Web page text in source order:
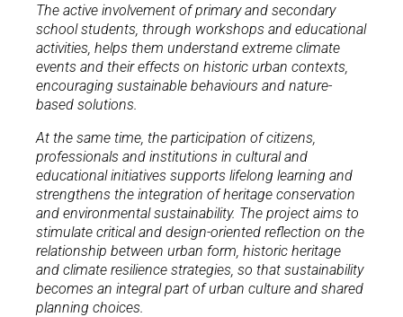
The active involvement of primary and secondary
school students, through workshops and educational
activities, helps them understand extreme climate
events and their effects on historic urban contexts,
encouraging sustainable behaviours and nature-
based solutions.
At the same time, the participation of citizens,
professionals and institutions in cultural and
educational initiatives supports lifelong learning and
strengthens the integration of heritage conservation
and environmental sustainability. The project aims to
stimulate critical and design-oriented reflection on the
relationship between urban form, historic heritage
and climate resilience strategies, so that sustainability
becomes an integral part of urban culture and shared
planning choices.